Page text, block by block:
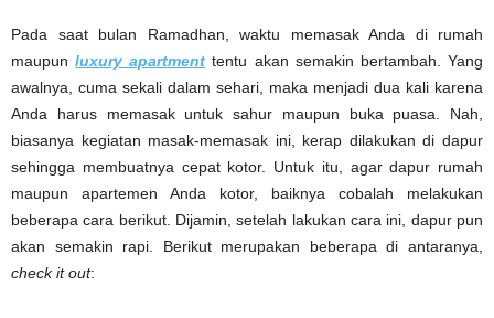
Pada saat bulan Ramadhan, waktu memasak Anda di rumah
maupunluxury apartment tentu akan semakin bertambah. Yang
awalnya, cuma sekali dalam sehari, maka menjadi dua kali karena
Anda harus memasak untuk sahur maupun buka puasa. Nah,
biasanya kegiatan masak-memasak ini, kerap dilakukan di dapur
sehingga membuatnya cepat kotor. Untuk itu, agar dapur rumah
maupun apartemen Anda kotor, baiknya cobalah melakukan
beberapa cara berikut. Dijamin, setelah lakukan cara ini, dapur pun
akan semakin rapi. Berikut merupakan beberapa di antaranya,
check it out: